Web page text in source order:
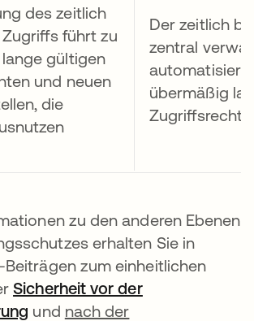
des zeitlich
führt zu
gültigen
und neuen
die
Der zeitlich
zentral
übermäßig
zu den anderen Ebenen
erhalten Sie in
Beiträgen zum einheitlichen
Sicherheit vor der
wird in einer neuen
und nach der